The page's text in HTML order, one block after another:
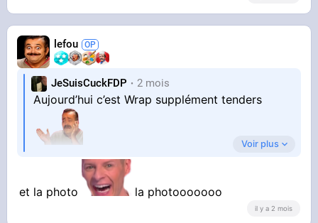
supplément fêta
lefou
JeSuisCuckFDP 2 mois
Aujourd’hui c’est Wrap supplément tenders
Ce poulet est vraiment délicieux
Voir plus
et la photo la photooooooo
il y a 2 mois